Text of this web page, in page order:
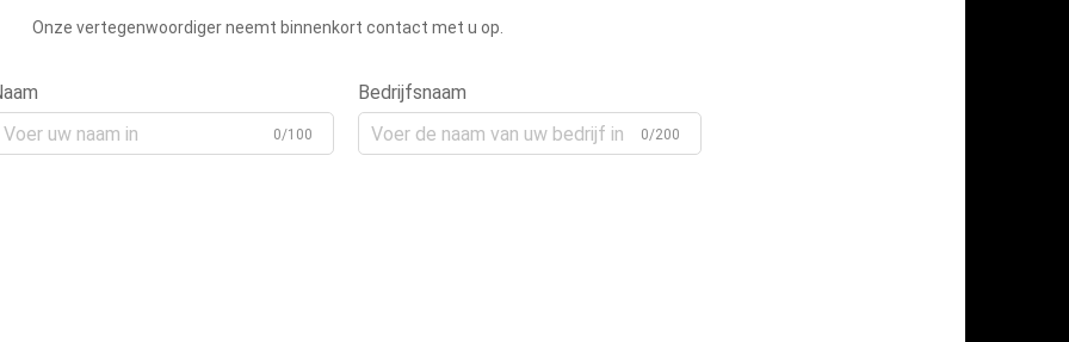
Onze vertegenwoordiger neemt binnenkort contact met u op.
0/100
Bedrijfsnaam
0/200